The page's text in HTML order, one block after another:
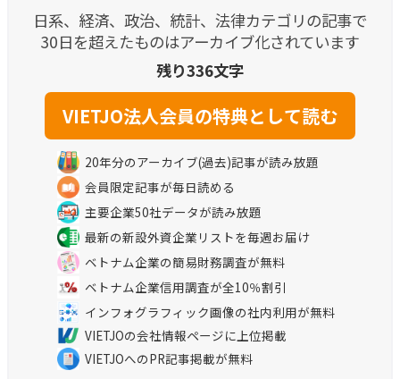
日系、経済、政治、統計、法律カテゴリの記事で
30日を超えたものはアーカイブ化されています
残り336文字
20年分のアーカイブ(過去)記事が読み放題
会員限定記事が毎日読める
主要企業50社データが読み放題
最新の新設外資企業リストを毎週お届け
ベトナム企業の簡易財務調査が無料
ベトナム企業信用調査が全10％割引
インフォグラフィック画像の社内利用が無料
VIETJOの会社情報ページに上位掲載
VIETJOへのPR記事掲載が無料